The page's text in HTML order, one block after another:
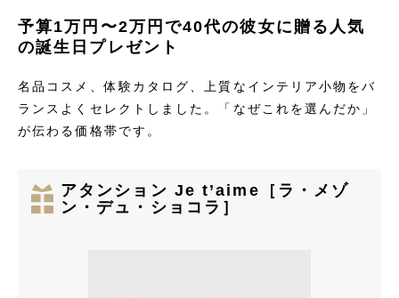
予算1万円〜2万円で40代の彼女に贈る人気
の誕生日プレゼント
名品コスメ、体験カタログ、上質なインテリア小物をバ
ランスよくセレクトしました。「なぜこれを選んだか」
が伝わる価格帯です。
アタンション Je t’aime［ラ・メゾ
ン・デュ・ショコラ］